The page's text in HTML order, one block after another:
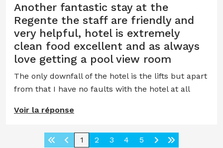
Another fantastic stay at the
Regente the staff are friendly and
very helpful, hotel is extremely
clean food excellent and as always
love getting a pool view room
The only downfall of the hotel is the lifts but apart
from that I have no faults with the hotel at all
Voir la réponse
1 2 3 4 5